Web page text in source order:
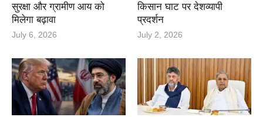
सुरक्षा और ग्रामीण आय को
मिलेगा बढ़ावा
July 6, 2026
किसान घाट पर देशव्यापी
प्रदर्शन
July 2, 2026